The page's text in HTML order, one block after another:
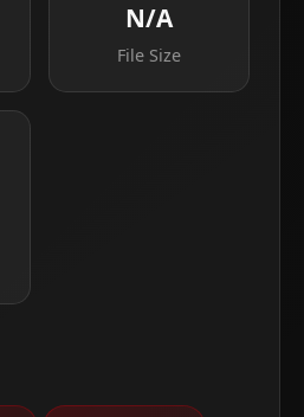
N/A
File Size